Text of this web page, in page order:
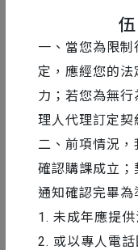
一、當您為限
定，應經您的
力；若您為無
理人代理訂定契
二、前項情況
確認購課成立；
通知確認完畢為
1. 未成年應提
2. 或以專人電